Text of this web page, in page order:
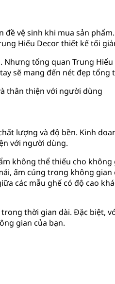
vệ sinh khi mua sản
Hiếu Decor thiết kế tối
tổng quan Trung
sẽ mang đến nét đẹp tổng
lượng và độ bền. Kinh
với người dùng.
không thể thiếu cho
ấm cúng trong không
các mẫu ghế có độ cao
thời gian dài. Đặc biệt,
gian của bạn.